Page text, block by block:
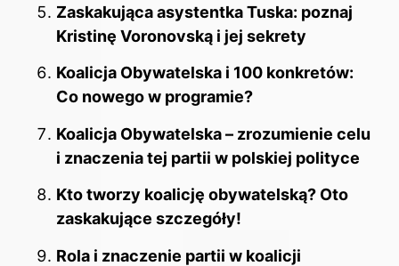
Zaskakująca asystentka Tuska: poznaj
Kristinę Voronovską i jej sekrety
Koalicja Obywatelska i 100 konkretów:
Co nowego w programie?
Koalicja Obywatelska – zrozumienie celu
i znaczenia tej partii w polskiej polityce
Kto tworzy koalicję obywatelską? Oto
zaskakujące szczegóły!
Rola i znaczenie partii w koalicji